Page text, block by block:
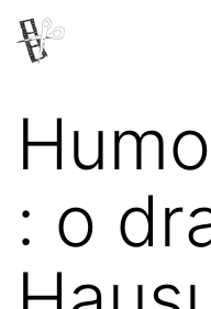
Pular
para
conteúdo
Revista
: o